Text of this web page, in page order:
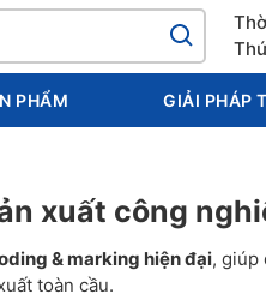
PHẨM GIẢI PHÁP
xuất công
& marking hiện đại, giúp
toàn cầu.